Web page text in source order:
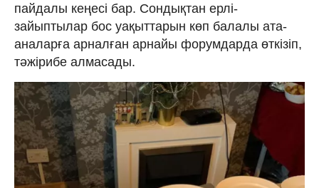
пайдалы кеңесі бар. Сондықтан ерлі-
зайыптылар бос уақыттарын көп балалы ата-
аналарға арналған арнайы форумдарда өткізіп,
тәжірибе алмасады.